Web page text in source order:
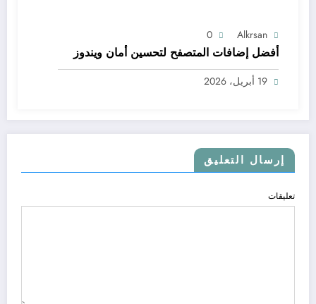
Alkrsan
0
أفضل إضافات المتصفح لتحسين أمان ويندوز
19 أبريل، 2026
إرسال التعليق
تعليقات